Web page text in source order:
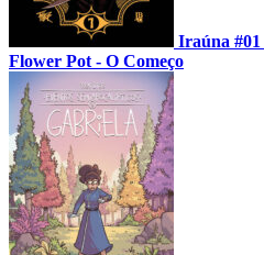
Iraúna #01
Flower Pot - O Começo